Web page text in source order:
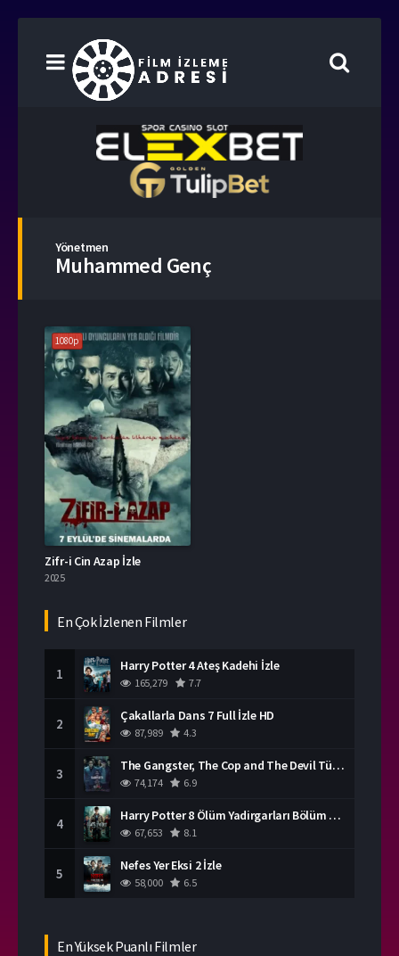
Yönetmen
Muhammed Genç
1080p
Zifr-i Cin Azap İzle
2025
En Çok İzlenen Filmler
1 Harry Potter 4 Ateş Kadehi İzle
165,279 7.7
2 Çakallarla Dans 7 Full İzle HD
87,989 4.3
3 The Gangster, The Cop and The Devil Türkçe Dublaj İzle
74,174 6.9
4 Harry Potter 8 Ölüm Yadirgarları Bölüm 2 İzle
67,653 8.1
5 Nefes Yer Eksi 2 İzle
58,000 6.5
En Yüksek Puanlı Filmler